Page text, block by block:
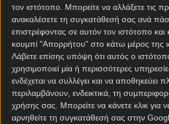
τον ιστότοπο. Μπορείτε να αλλάξετε τις
ανακαλέσετε τη συγκατάθεσή σας ανά
επιστρέφοντας σε αυτόν τον ιστότοπο και
κουμπί "Απορρήτου" στο κάτω μέρος της
Λάβετε επίσης υπόψη ότι αυτός ο
χρησιμοποιεί μία ή περισσότερες
ενδέχεται να συλλέγει και να αποθηκεύει
περιλαμβάνουν, ενδεικτικά, τη
χρήσης σας. Μπορείτε να κάνετε κλικ για
αρνηθείτε τη συγκατάθεσή σας στην
Σχετικά άρθρα
Η Elabet
απόλυτα
Online & Live
περιβάλλον